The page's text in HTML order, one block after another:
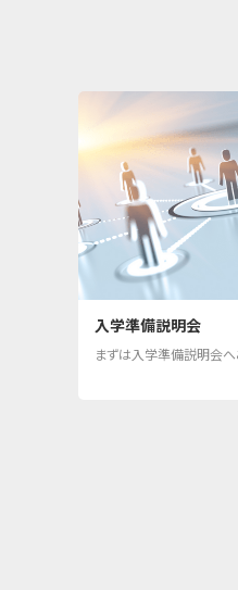
入学準備説明会
まずは入学準備説明会へ